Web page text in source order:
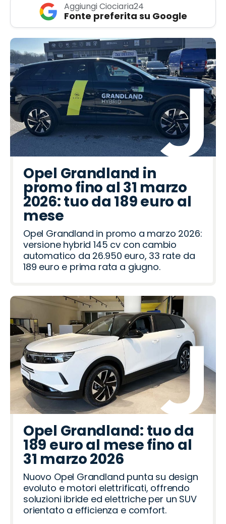
Aggiungi Ciociaria24
Fonte preferita su Google
Opel Grandland in
promo fino al 31 marzo
2026: tuo da 189 euro al
mese
Opel Grandland in promo a marzo 2026:
versione hybrid 145 cv con cambio
automatico da 26.950 euro, 33 rate da
189 euro e prima rata a giugno.
Opel Grandland: tuo da
189 euro al mese fino al
31 marzo 2026
Nuovo Opel Grandland punta su design
evoluto e motori elettrificati, offrendo
soluzioni ibride ed elettriche per un SUV
orientato a efficienza e comfort.